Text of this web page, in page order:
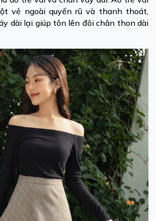
vẻ ngoài quyến rũ và thanh thoát,
dài lại giúp tôn lên đôi chân thon dài